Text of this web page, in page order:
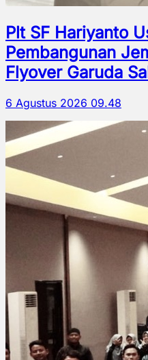
Plt SF Hariyanto
Pembangunan
Flyover Garuda
6 Agustus 2026 09.48